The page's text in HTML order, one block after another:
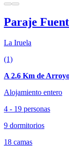
Paraje
La Iruela
(1)
A 2.6 Km de
Alojamiento entero
4 - 19 personas
9 dormitorios
18 camas